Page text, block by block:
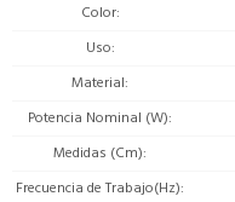
Color
Uso
Material
Potencia Nominal (W)
Medidas (Cm)
Frecuencia de Trabajo(Hz)